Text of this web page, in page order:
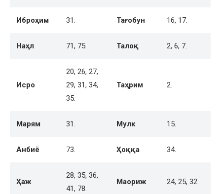
Иброҳим 31. Тағобун 16, 17.
Наҳл 71, 75. Талоқ 2, 6, 7.
Исро
20, 26, 27,
29, 31, 34,
35.
Таҳрим 2.
Марям 31. Мулк 15.
Анбиё 73. Ҳоққа 34.
Ҳаж
28, 35, 36,
41, 78.
Маориж 24, 25, 32.